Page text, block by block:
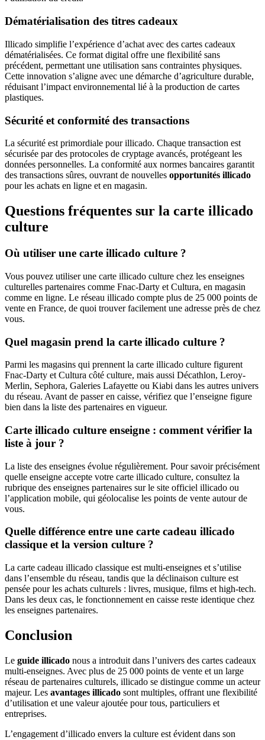
Dématérialisation des titres cadeaux
Illicado simplifie l’expérience d’achat avec des cartes cadeaux
dématérialisées. Ce format digital offre une flexibilité sans
précédent, permettant une utilisation sans contraintes physiques.
Cette innovation s’aligne avec une démarche d’agriculture durable,
réduisant l’impact environnemental lié à la production de cartes
plastiques.
Sécurité et conformité des transactions
La sécurité est primordiale pour illicado. Chaque transaction est
sécurisée par des protocoles de cryptage avancés, protégeant les
données personnelles. La conformité aux normes bancaires garantit
des transactions sûres, ouvrant de nouvelles opportunités illicado
pour les achats en ligne et en magasin.
Questions fréquentes sur la carte illicado
culture
Où utiliser une carte illicado culture ?
Vous pouvez utiliser une carte illicado culture chez les enseignes
culturelles partenaires comme Fnac-Darty et Cultura, en magasin
comme en ligne. Le réseau illicado compte plus de 25 000 points de
vente en France, de quoi trouver facilement une adresse près de chez
vous.
Quel magasin prend la carte illicado culture ?
Parmi les magasins qui prennent la carte illicado culture figurent
Fnac-Darty et Cultura côté culture, mais aussi Décathlon, Leroy-
Merlin, Sephora, Galeries Lafayette ou Kiabi dans les autres univers
du réseau. Avant de passer en caisse, vérifiez que l’enseigne figure
bien dans la liste des partenaires en vigueur.
Carte illicado culture enseigne : comment vérifier la
liste à jour ?
La liste des enseignes évolue régulièrement. Pour savoir précisément
quelle enseigne accepte votre carte illicado culture, consultez la
rubrique des enseignes partenaires sur le site officiel illicado ou
l’application mobile, qui géolocalise les points de vente autour de
vous.
Quelle différence entre une carte cadeau illicado
classique et la version culture ?
La carte cadeau illicado classique est multi-enseignes et s’utilise
dans l’ensemble du réseau, tandis que la déclinaison culture est
pensée pour les achats culturels : livres, musique, films et high-tech.
Dans les deux cas, le fonctionnement en caisse reste identique chez
les enseignes partenaires.
Conclusion
Le guide illicado nous a introduit dans l’univers des cartes cadeaux
multi-enseignes. Avec plus de 25 000 points de vente et un large
réseau de partenaires culturels, illicado se distingue comme un acteur
majeur. Les avantages illicado sont multiples, offrant une flexibilité
d’utilisation et une valeur ajoutée pour tous, particuliers et
entreprises.
L’engagement d’illicado envers la culture est évident dans son